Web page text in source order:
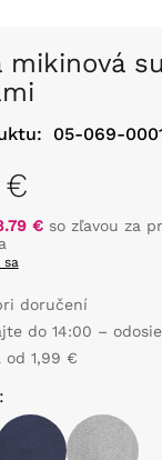
05-069-
€
€so zľavou za
sa
doručení
do 14:00 –
od 1,99 €